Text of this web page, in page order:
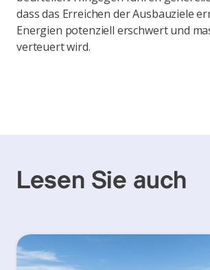
dass das Erreichen der Ausbauziele
Energien potenziell erschwert und
verteuert wird.
Lesen Sie auch